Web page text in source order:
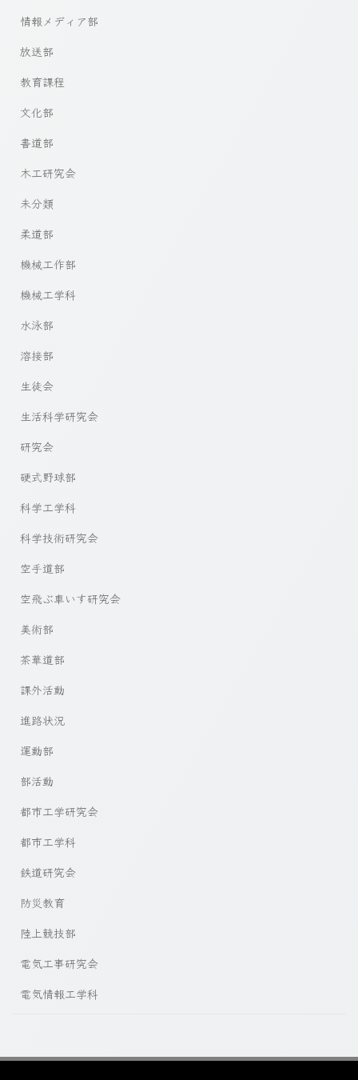
情報メディア部
放送部
教育課程
文化部
書道部
木工研究会
未分類
柔道部
機械工作部
機械工学科
水泳部
溶接部
生徒会
生活科学研究会
研究会
硬式野球部
科学工学科
科学技術研究会
空手道部
空飛ぶ車いす研究会
美術部
茶華道部
課外活動
進路状況
運動部
部活動
都市工学研究会
都市工学科
鉄道研究会
防災教育
陸上競技部
電気工事研究会
電気情報工学科